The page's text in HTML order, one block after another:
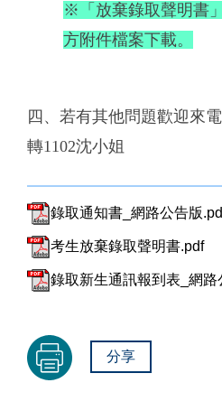
※「放棄錄取聲明書
方附件檔案下載。
四、若有其他問題歡迎來
轉1102沈小姐
錄取通知書_網路公告版
考生放棄錄取聲明書.pdf
錄取新生通訊報到表_網路
分享